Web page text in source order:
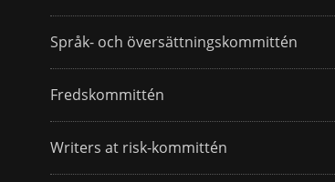
Språk- och översättningskommittén
Fredskommittén
Writers at risk-kommittén